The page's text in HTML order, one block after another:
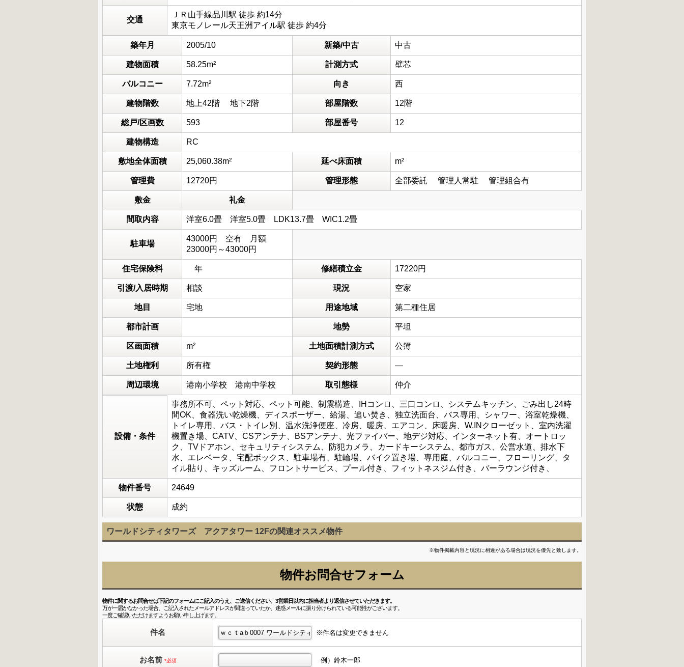
交通
ＪＲ山手線品川駅 徒歩 約14分
東京モノレール天王洲アイル駅 徒歩 約4分
築年月 2005/10 新築/中古 中古
建物面積 58.25m² 計測方式 壁芯
バルコニー 7.72m² 向き 西
建物階数 地上42階 地下2階 部屋階数 12階
総戸/区画数 593 部屋番号 12
建物構造 RC
敷地全体面積 25,060.38m² 延べ床面積 m²
管理費 12720円 管理形態 全部委託 管理人常駐 管理組合有
敷金 礼金
間取内容 洋室6.0畳 洋室5.0畳 LDK13.7畳 WIC1.2畳
駐車場
43000円 空有 月額
23000円～43000円
住宅保険料 年 修繕積立金 17220円
引渡/入居時期 相談 現況 空家
地目 宅地 用途地域 第二種住居
都市計画 地勢 平坦
区画面積 m² 土地面積計測方式 公簿
土地権利 所有権 契約形態 ―
周辺環境 港南小学校 港南中学校 取引態様 仲介
設備・条件
事務所不可、ペット対応、ペット可能、制震構造、IHコンロ、三口コンロ、システムキッチン、ごみ出し24時
間OK、食器洗い乾燥機、ディスポーザー、給湯、追い焚き、独立洗面台、バス専用、シャワー、浴室乾燥機、
トイレ専用、バス・トイレ別、温水洗浄便座、冷房、暖房、エアコン、床暖房、W.INクローゼット、室内洗濯
機置き場、CATV、CSアンテナ、BSアンテナ、光ファイバー、地デジ対応、インターネット有、オートロッ
ク、TVドアホン、セキュリティシステム、防犯カメラ、カードキーシステム、都市ガス、公営水道、排水下
水、エレベータ、宅配ボックス、駐車場有、駐輪場、バイク置き場、専用庭、バルコニー、フローリング、タ
イル貼り、キッズルーム、フロントサービス、プール付き、フィットネスジム付き、バーラウンジ付き、
物件番号 24649
状態 成約
ワールドシティタワーズ アクアタワー 12Fの関連オススメ物件
※物件掲載内容と現況に相違がある場合は現況を優先と致します。
物件お問合せフォーム
物件に関するお問合せは下記のフォームにご記入のうえ、ご送信ください。3営業日以内に担当者より返信させていただきます。
万が一届かなかった場合、ご記入されたメールアドレスが間違っていたか、迷惑メールに振り分けられている可能性がございます。
一度ご確認いただけますようお願い申し上げます。
件名 ※件名は変更できません
お名前 *必須 例）鈴木一郎